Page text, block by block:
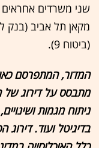
שני משרדים
מקאן תל אביב (בנק
(ביטוח 9).
מתבסס על דירוג של
ניתוח מגמות
בדיגיטל ועוד. דירוג